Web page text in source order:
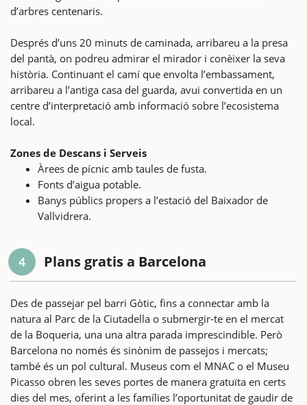
d’arbres centenaris.
Després d’uns 20 minuts de caminada, arribareu a la presa
del pantà, on podreu admirar el mirador i conèixer la seva
història. Continuant el camí que envolta l’embassament,
arribareu a l’antiga casa del guarda, avui convertida en un
centre d’interpretació amb informació sobre l’ecosistema
local.
Zones de Descans i Serveis
Àrees de pícnic amb taules de fusta.
Fonts d’aigua potable.
Banys públics propers a l’estació del Baixador de
Vallvidrera.
4 Plans gratis a Barcelona
Des de passejar pel barri Gòtic, fins a connectar amb la
natura al Parc de la Ciutadella o submergir-te en el mercat
de la Boqueria, una una altra parada imprescindible. Però
Barcelona no només és sinònim de passejos i mercats;
també és un pol cultural. Museus com el MNAC o el Museu
Picasso obren les seves portes de manera gratuïta en certs
dies del mes, oferint a les famílies l’oportunitat de gaudir de